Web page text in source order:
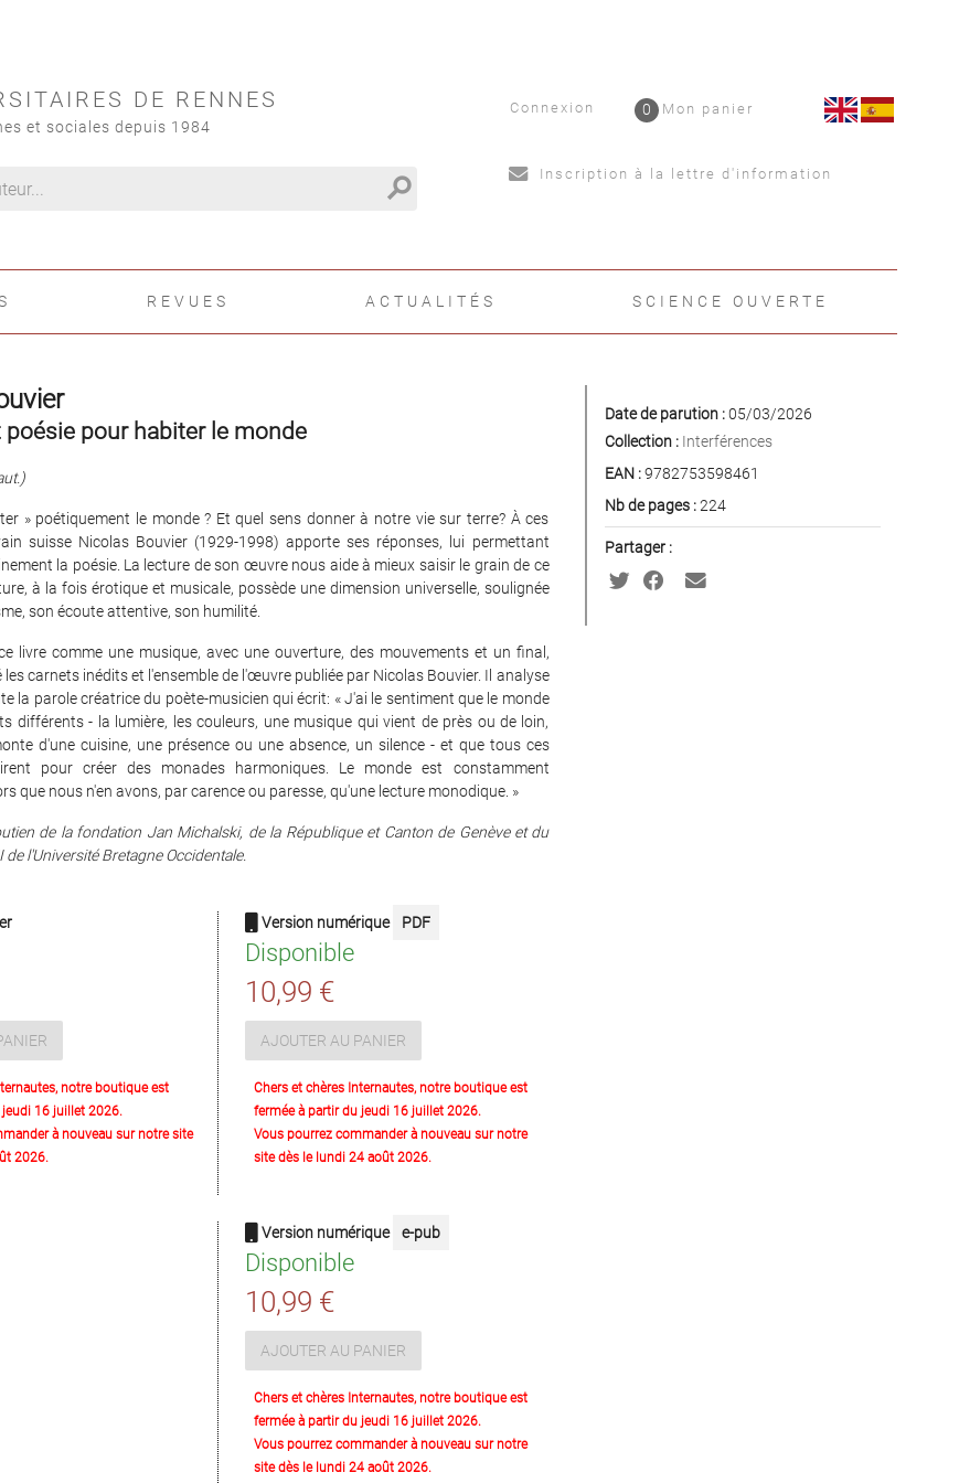
DE RENNES
et sociales depuis 1984
search
Connexion Mon panier
0
Inscription à la lettre d'information
REVUES ACTUALITÉS SCIENCE OUVERTE
poésie pour habiter le monde
» poétiquement le monde ? Et quel sens donner à notre vie sur terre? À ces
suisse Nicolas Bouvier (1929-1998) apporte ses réponses, lui permettant
la poésie. La lecture de son œuvre nous aide à mieux saisir le grain de ce
à la fois érotique et musicale, possède une dimension universelle, soulignée
son écoute attentive, son humilité.
livre comme une musique, avec une ouverture, des mouvements et un final,
les carnets inédits et l'ensemble de l'œuvre publiée par Nicolas Bouvier. Il analyse
la parole créatrice du poète-musicien qui écrit: « J'ai le sentiment que le monde
différents - la lumière, les couleurs, une musique qui vient de près ou de loin,
d'une cuisine, une présence ou une absence, un silence - et que tous ces
pour créer des monades harmoniques. Le monde est constamment
que nous n'en avons, par carence ou paresse, qu'une lecture monodique. »
de la fondation Jan Michalski, de la République et Canton de Genève et du
de l'Université Bretagne Occidentale.
notre boutique est
16 juillet 2026.
à nouveau sur notre site
2026.
Version numérique PDF
Disponible
10,99 €
AJOUTER AU PANIER
Chers et chères Internautes, notre boutique est
fermée à partir du jeudi 16 juillet 2026.
Vous pourrez commander à nouveau sur notre
site dès le lundi 24 août 2026.
Version numérique e-pub
Disponible
10,99 €
AJOUTER AU PANIER
Chers et chères Internautes, notre boutique est
fermée à partir du jeudi 16 juillet 2026.
Vous pourrez commander à nouveau sur notre
site dès le lundi 24 août 2026.
Date de parution :05/03/2026
Collection : Interférences
EAN :9782753598461
Nb de pages :224
Partager :